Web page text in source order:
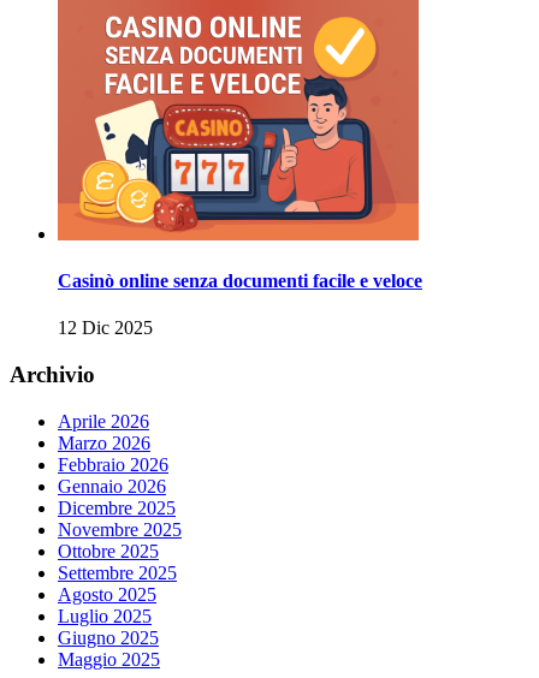
Casinò online senza documenti facile e veloce
12 Dic 2025
Archivio
Aprile 2026
Marzo 2026
Febbraio 2026
Gennaio 2026
Dicembre 2025
Novembre 2025
Ottobre 2025
Settembre 2025
Agosto 2025
Luglio 2025
Giugno 2025
Maggio 2025